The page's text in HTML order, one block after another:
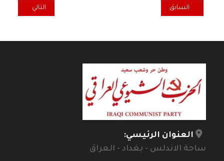
المقال السابق: شيوعيو ميسان يستنكرون بأشد العبارات الاعتداء
السابق المقال التالي:
التالي
العنوان الرئيسي:
ساحة الاندلس - بغداد - العراق